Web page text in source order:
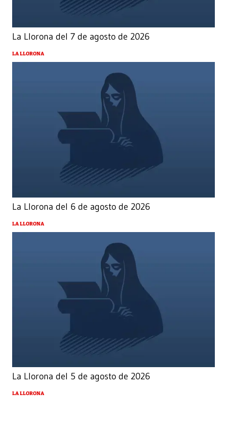
La Llorona del 7 de agosto de 2026
LA LLORONA
La Llorona del 6 de agosto de 2026
LA LLORONA
La Llorona del 5 de agosto de 2026
LA LLORONA